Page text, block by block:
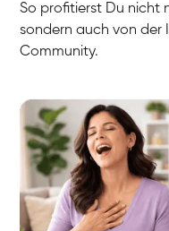
So profitierst Du nicht
sondern auch von der
Community.